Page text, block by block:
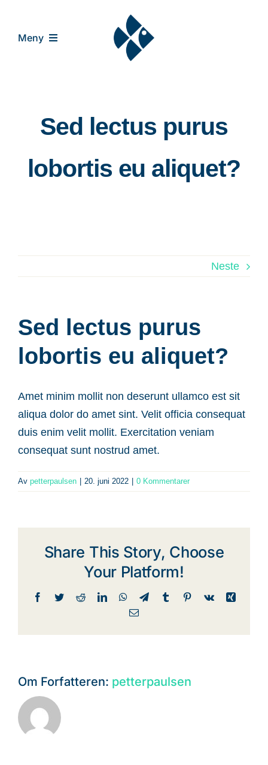
content
Meny
Om oss
Karriere
Sed lectus purus
lobortis eu aliquet?
Neste
Sed lectus purus
lobortis eu aliquet?
Amet minim mollit non deserunt ullamco est sit
aliqua dolor do amet sint. Velit officia consequat
duis enim velit mollit. Exercitation veniam
consequat sunt nostrud amet.
Av petterpaulsen 20. juni 2022 0 Kommentarer
Share This Story, Choose
Your Platform!
Facebook
TwitterRedditLinkedInWhatsApp
TelegramTumblrPinterest
Vk
Xing
E-
Om Forfatteren: petterpaulsen